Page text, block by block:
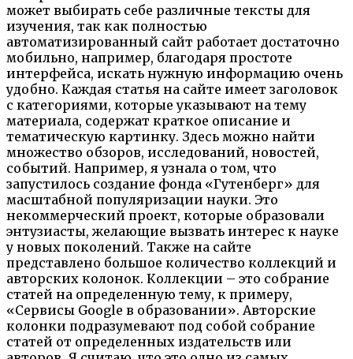
может выбирать себе различные тексты для
изучения, так как полностью
автоматизированный сайт работает достаточно
мобильно, например, благодаря простоте
интерфейса, искать нужную информацию очень
удобно. Каждая статья на сайте имеет заголовок
с категориями, которые указывают на тему
материала, содержат краткое описание и
тематическую картинку. Здесь можно найти
множество обзоров, исследований, новостей,
событий. Например, я узнала о том, что
запустилось создание фонда «Гутенберг» для
масштабной популяризации науки. Это
некоммерческий проект, которые образовали
энтузиасты, желающие вызвать интерес к науке
у новых поколений. Также на сайте
представлено большое количество коллекций и
авторских колонок. Коллекции – это собрание
статей на определенную тему, к примеру,
«Сервисы Google в образовании». Авторские
колонки подразумевают под собой собрание
статей от определенных издательств или